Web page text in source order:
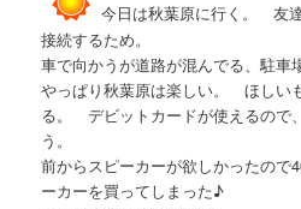
今日は秋葉原に行く。 友
接続するため。
車で向かうが道路が混んでる、駐
やっぱり秋葉原は楽しい。 ほしい
る。 デビットカードが使えるので
う。
前からスピーカーが欲しかったので
ーカーを買ってしまった♪